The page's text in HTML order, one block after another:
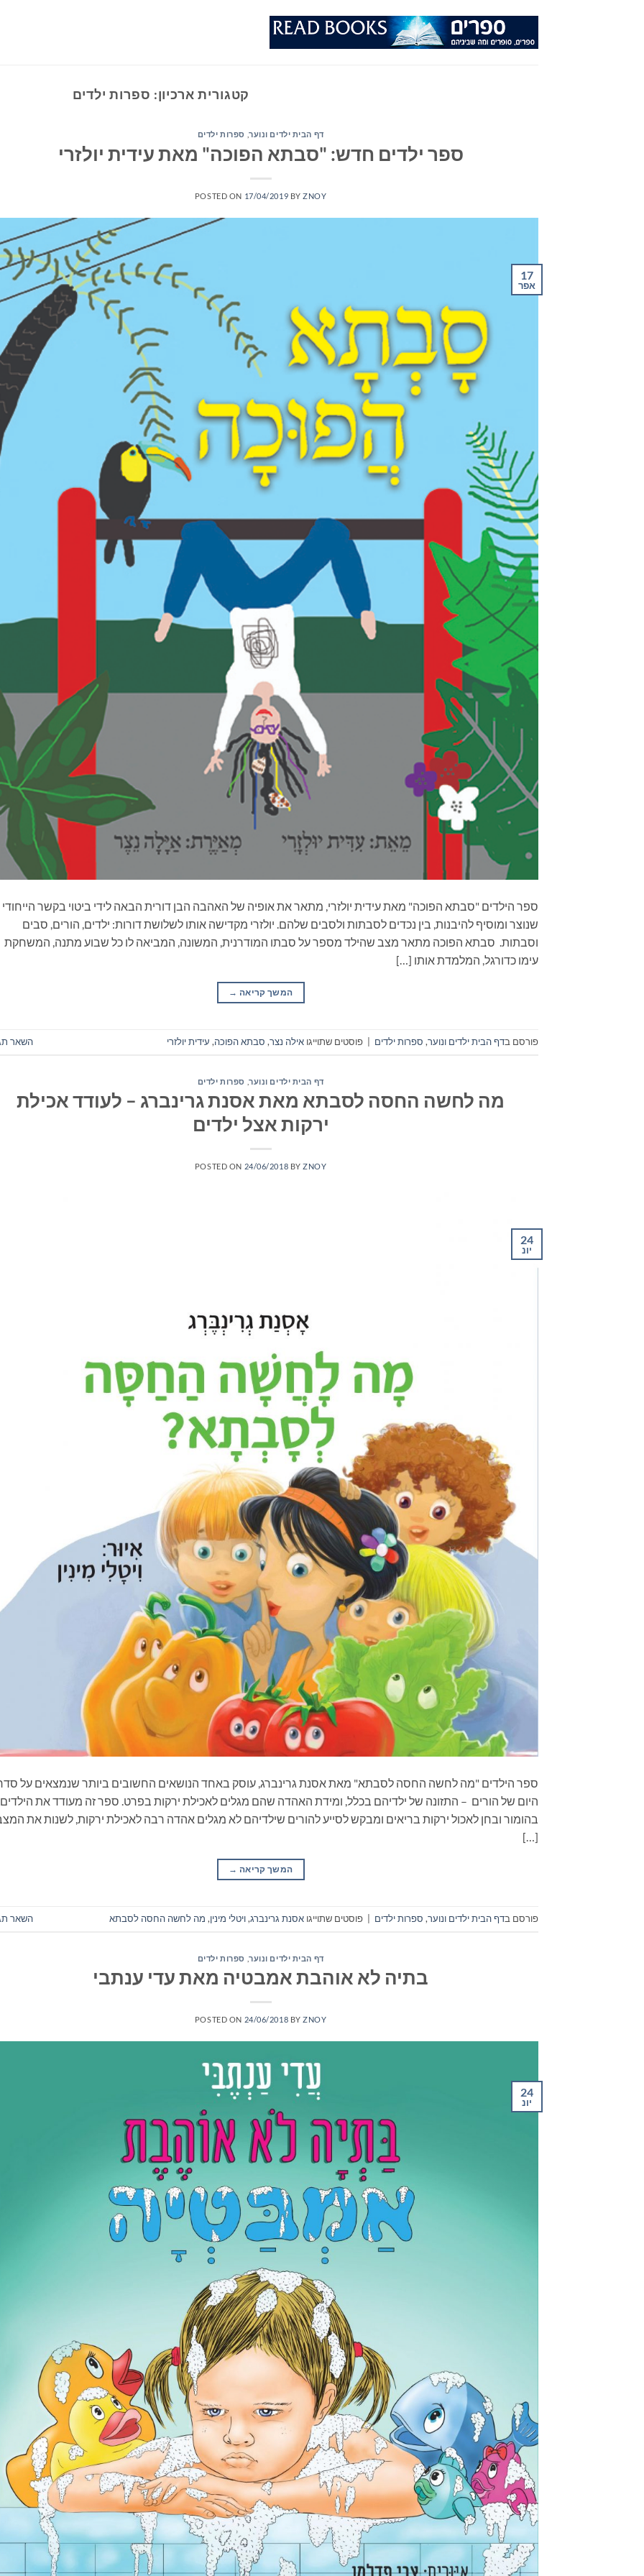
קטגורית ארכיון: ספרות ילדים
דף הבית ילדים ונוער, ספרות ילדים
ספר ילדים חדש: "סבתא הפוכה" מאת עידית יולזרי
POSTED ON 17/04/2019 BYZNOY
17
אפר
ספר הילדים "סבתא הפוכה" מאת עידית יולזרי, מתאר את אופיה של האהבה הבן דורית הבאה לידי ביטוי בקשר הייחודי
שנוצר ומוסיף להיבנות, בין נכדים לסבתות ולסבים שלהם. יולזרי מקדישה אותו לשלושת דורות: ילדים, הורים, סבים
וסבתות. סבתא הפוכה מתאר מצב שהילד מספר על סבתו המודרנית, המשונה, המביאה לו כל שבוע מתנה, המשחקת
עימו כדורגל, המלמדת אותו […]
המשך קריאה →
פורסם בדף הבית ילדים ונוער, ספרות ילדים פוסטים שתוייגו אילה נצר, סבתא הפוכה, עידית יולזרי השאר
דף הבית ילדים ונוער, ספרות ילדים
מה לחשה החסה לסבתא מאת אסנת גרינברג – לעודד אכילת
ירקות אצל ילדים
POSTED ON 24/06/2018 BYZNOY
24
יונ
ספר הילדים "מה לחשה החסה לסבתא" מאת אסנת גרינברג, עוסק באחד הנושאים החשובים ביותר שנמצאים על
היום של הורים – התזונה של ילדיהם בכלל, ומידת האהדה שהם מגלים לאכילת ירקות בפרט. ספר זה מעודד את הילדים
בהומור ובחן לאכול ירקות בריאים ומבקש לסייע להורים שילדיהם לא מגלים אהדה רבה לאכילת ירקות, לשנות את
[…]
המשך קריאה →
פורסם בדף הבית ילדים ונוער, ספרות ילדים פוסטים שתוייגו אסנת גרינברג,ויטלי מינין, מה לחשה החסה לסבתא השאר
דף הבית ילדים ונוער, ספרות ילדים
בתיה לא אוהבת אמבטיה מאת עדי ענתבי
POSTED ON 24/06/2018 BYZNOY
24
יונ